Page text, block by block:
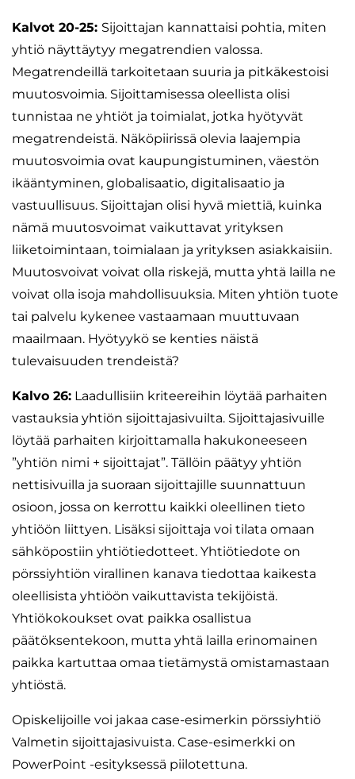
Kalvot 20-25: Sijoittajan kannattaisi pohtia, miten
yhtiö näyttäytyy megatrendien valossa.
Megatrendeillä tarkoitetaan suuria ja pitkäkestoisi
muutosvoimia. Sijoittamisessa oleellista olisi
tunnistaa ne yhtiöt ja toimialat, jotka hyötyvät
megatrendeistä. Näköpiirissä olevia laajempia
muutosvoimia ovat kaupungistuminen, väestön
ikääntyminen, globalisaatio, digitalisaatio ja
vastuullisuus. Sijoittajan olisi hyvä miettiä, kuinka
nämä muutosvoimat vaikuttavat yrityksen
liiketoimintaan, toimialaan ja yrityksen asiakkaisiin.
Muutosvoivat voivat olla riskejä, mutta yhtä lailla ne
voivat olla isoja mahdollisuuksia. Miten yhtiön tuote
tai palvelu kykenee vastaamaan muuttuvaan
maailmaan. Hyötyykö se kenties näistä
tulevaisuuden trendeistä?
Kalvo 26: Laadullisiin kriteereihin löytää parhaiten
vastauksia yhtiön sijoittajasivuilta. Sijoittajasivuille
löytää parhaiten kirjoittamalla hakukoneeseen
”yhtiön nimi + sijoittajat”. Tällöin päätyy yhtiön
nettisivuilla ja suoraan sijoittajille suunnattuun
osioon, jossa on kerrottu kaikki oleellinen tieto
yhtiöön liittyen. Lisäksi sijoittaja voi tilata omaan
sähköpostiin yhtiötiedotteet. Yhtiötiedote on
pörssiyhtiön virallinen kanava tiedottaa kaikesta
oleellisista yhtiöön vaikuttavista tekijöistä.
Yhtiökokoukset ovat paikka osallistua
päätöksentekoon, mutta yhtä lailla erinomainen
paikka kartuttaa omaa tietämystä omistamastaan
yhtiöstä.
Opiskelijoille voi jakaa case-esimerkin pörssiyhtiö
Valmetin sijoittajasivuista. Case-esimerkki on
PowerPoint -esityksessä piilotettuna.